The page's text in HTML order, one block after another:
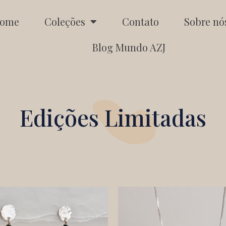
Coleções Contato
Sobre
Blog Mundo AZJ
⁠Edições Limitadas